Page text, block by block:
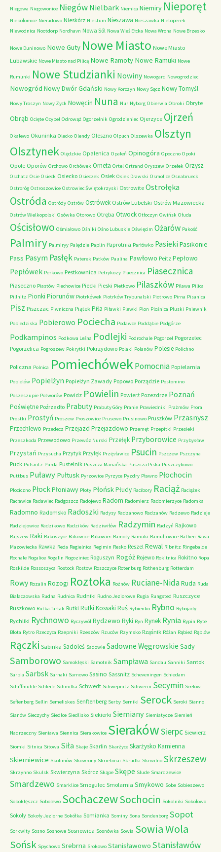
Niegowa Niegowonice Niegów Nielbark Niemica Niemiry Nieporęt
Niepołomice Nieradowo Nieskórz Niestum Nieszawa Nieszawka Nietoperek
Niewodnica Nootdorp Nordhavn Nowa Sól Nowa Wieś Ełcka Nowa Wrona Nowe Brzesko
Nowe Duninowo Nowe Guty Nowe Miasto Nowe Miasto
Lubawskie Nowe Miasto nad Pilicą Nowe Ramoty Nowe Ramuki Nowe
Rumunki Nowe Studzianki Nowiny Nowogard Nowogrodziec
Nowogród Nowy Dwór Gdański Nowy Korczyn Nowy Sącz Nowy Tomyśl
Nowy Troszyn Nowy Zyck Nowęcin Nuna Nur Nyborg Obierwia Obroki Obryte
Obrąb Ocięte Ocypel Odrowąż Ogorzelnik Ogrodzieniec Ojerzyce Ojrzeń
Okalewo Okuninka Olecko Olendy Oleszno Olpuch Olszewka Olsztyn
Olsztynek Olędzkie Opalenica Opaleń Opinogóra Opoczno Opoki
Opole Oporów Orchowo Orchówek Orneta Ortel Ortrand Oryszew Orzełek Orzysz
Oschatz Osie Osieck Osiecko Osieczek Osiek Osiek Drawski Osmolice Osnabrueck
Ostroróg Ostroszowice Ostrowiec Świętokrzyski Ostrowite Ostrołęka
Ostróda Ostródy Ostrów Ostrówek Ostrów Lubelski Ostrów Mazowiecka
Ostrów Wielkopolski Osówka Otorowo Otręba Otwock Otłoczyn Owińsk Ołuda
Ościsłowo Ośmiałowo Ośniki Ośno Lubuskie Oświęcim Ożarów Pakość
Palmiry Palmiryy Palędzie Paplin Paprotnia Parłówko Pasieki Pasikonie
Pass PasymPasłęk Paterek Patków Paulina Pawłowo Peitz Pepłowo
Pepłówek Perkowo Pestkownica Petrykozy Piaecznica Piasecznica
Piaseczno Piastów Piechowice Piecki Pieski Pietkowo Pilaszków Pilawa Pilica
Pillnitz Pionki Piorunów Piotrkówek Piotrków Trybunalski Piotrowo Pirna Pisanica
Pisz Piszczac Piwniczna Piątek Piła Piławki Plewki Plon Plośnica Pluski Pniewnik
Pobiedziska Pobierowo Pociecha Podawce Poddąbie Podgórze
Podkampinos Podkowa Leśna Podlejki Podrochale Pogorzel Pogorzelec
Pogorzelica Pogroszew Pokrytki Pokrzydowo Polaki Polanów Polesie Polichno
Policzna Polnica PomiechówekPomocnia Popielarnia
Popielów Popielżyn Popielżyn Zawady Popowo Porządzie Postomino
Poszeszupie Potworów Powidz Powielin Powierż Pozezdrze Poznań
Poświętne Poźrzadło Prabuty Prabuty Góry Pranie Prawiedniki Prażmów Prora
Prostki Prostyń Proszew Proszowice Prusewo Prusinowo Pruszków Przasnysz
Przechlewo Przedecz Przejazd Przejazdowo Przemęt Przepitki Przesieki
Przeszkoda Przewodowo Przewóz Nurski Przełęk Przyborowice Przybysław
Przystań Przysucha Przytyk Przyłęk Przęsławice Psucin Pszczew Pszczyna
Puck Pulsnitz Purda Pustelnik Puszcza Mariańska Puszcza Piska Puszczykowo
Puttbus Puławy Pułtusk Pyrzowice Pyrzyce Pyzdry Pławno Płochocin
Płociczno PłockPłoniawy Płoty PłońskPłudy Racibory Raciąż Raciążek
Racławice Radawiec Radgoszcz Radojewo Radom Radomierz Radomierzyce Radomka
Radomno Radomsko Radoszki Radysy Radzanowo Radzanów Radzewo Radzieje
Radziejowice Radzikowo Radzików Radziwiłów Radzymin Radzyń Rajkowo
Rajszew Raki Rakoszyce Rakowice Rakowiec Ramoty Ramuki Ramułtowice Rathen Rawa
Mazowiecka Rawka Reda Regielnica Regimin Resko Reszel Rewal Ribnitz Ringebalde
Rochale Rogalice Rogalin Rogoziniec Roguszyn Rogóż Rojewo Rokitnica Rokitno Ropa
Roskilde Rossoszyca Rostock Rostow Roszczyce Rotenburg Rothenburg Rotterdam
Rowy Rozalin Rozogi Roztoka Rożnów Ruciane-NidaRuda Ruda
Białaczowska Rudna Rudnica Rudniki Rudno Jeziorowe Rugia Rungsted Ruszczyce
Ruszkowo Rutka-Tartak Rutki Rutki Kossaki Ruś Rybienko Rybno Rybojady
Rychliki Rychnowo Ryczywół Rydzewo Ryki Ryn Rynek Rynia Rypin Ryte
Błota Rytro Rzeczyca Rzepniki Rzeszów Rzuców Rzymsko Rząśnik Różan Rąbież Rąblów
Rączki Sabinka Sadoleś Sadowie Sadowne Węgrowskie Sady
Samborowo Samoklęski Samotnik Sampława Sandau Sanniki Santok
Sarbia Sarbsk Sarnaki Sarnowo Sasino Sassnitz Scheveningen Schiedam
Schiffmuhle Schleife Schmilka Schwedt Schwepnitz Schwerin Secymin Seelow
Seftenberg Sellin Semeliskes Senftenberg Serby Serniki Serock Seroki Sianno
Sianów Sieczychy Siedlce Siedlisko Siekierki Siemiany Siemiatycze Siemień
Nadrzeczny Sieniawa Siennica Sierakowice SierakówSierpc Siewierz
Siomki Sitnica Sitowa Siła Skaje Skarlin Skarżyce Skarżysko Kamienna
Skierniewice Skolimów Skowrony Skriebinai Skrudki Skrwilno Skrzeszew
Skrzynno Skulsk Skwierzyna Skórcz Skąpe Skępe Slude Smardzewice
Smardzewo Smarklice Smogulec Smolarnia Smykowo Sobe Sobieszewo
Soboklęszcz Sobolewo SochaczewSochocin Sokolniki Sokołowo
Sokoły Sokoły Jeziorne Sokółka Somianka Sominy Sona Sondenborg Sopot
Sorkwity Sosno Sosnowe Sosnowica Sosnówka Sowia Sowia Wola
Sońsk Spychowo Srebrna Srokowo Stanisławowo Stanisławów